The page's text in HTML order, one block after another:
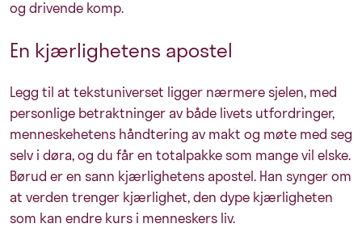
og drivende komp.
En kjærlighetens apostel
Legg til at tekstuniverset ligger nærmere sjelen, med
personlige betraktninger av både livets utfordringer,
menneskehetens håndtering av makt og møte med seg
selv i døra, og du får en totalpakke som mange vil elske.
Børud er en sann kjærlighetens apostel. Han synger om
at verden trenger kjærlighet, den dype kjærligheten
som kan endre kurs i menneskers liv.